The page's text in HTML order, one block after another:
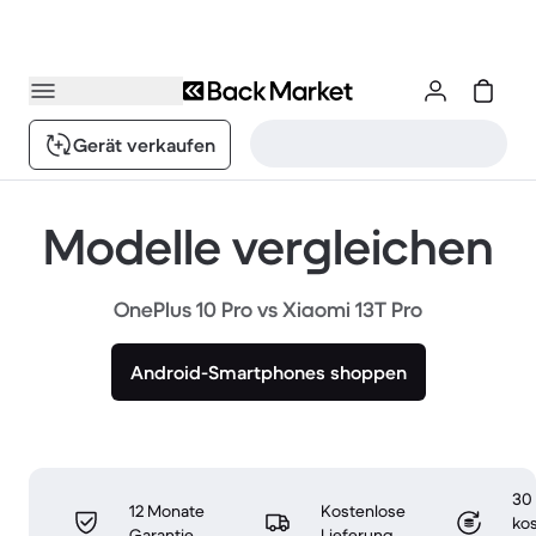
Gerät verkaufen
Modelle vergleichen
OnePlus 10 Pro vs Xiaomi 13T Pro
Android-Smartphones shoppen
12 Monate
Kostenlose
30